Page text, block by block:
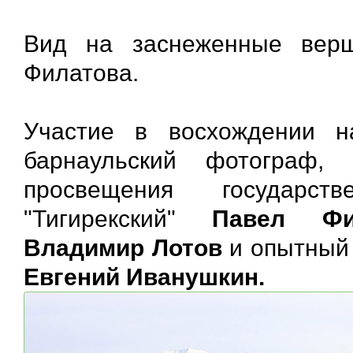
Вид на заснеженные
Филатова.
Участие в восхождении
барнаульский фотограф,
просвещения
"Тигирекский" Павел
Владимир Лотови опытный
Евгений Иванушкин.